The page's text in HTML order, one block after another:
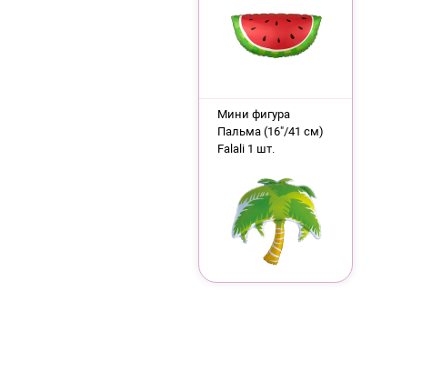
Мини фигура
Пальма (16"/41 см)
Falali 1 шт.